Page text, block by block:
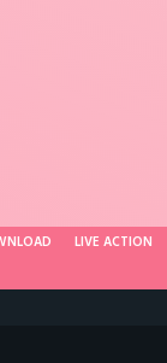
LIVE ACTION